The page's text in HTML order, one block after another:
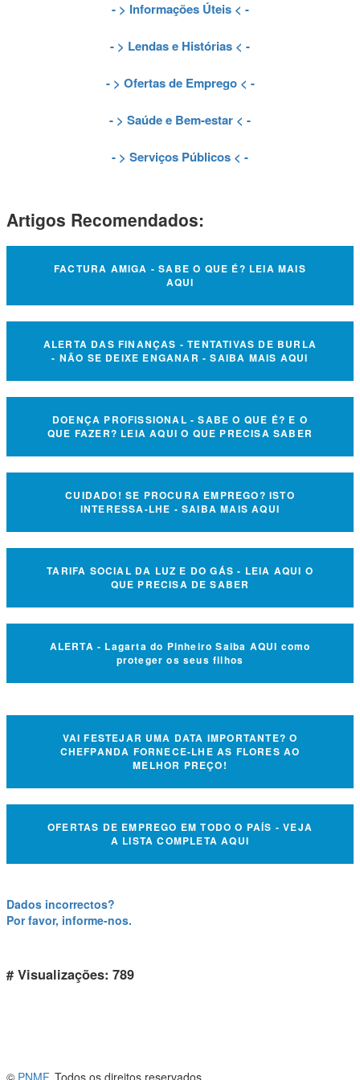
- > Informações Úteis< -
- > Lendas e Histórias < -
- > Ofertas de Emprego< -
- > Saúde e Bem-estar < -
- > Serviços Públicos < -
Artigos Recomendados:
FACTURA AMIGA - SABE O QUE É? LEIA MAIS
AQUI
ALERTA DAS FINANÇAS - TENTATIVAS DE BURLA
- NÃO SE DEIXE ENGANAR - SAIBA MAIS AQUI
DOENÇA PROFISSIONAL - SABE O QUE É? E O
QUE FAZER? LEIA AQUI O QUE PRECISA SABER
CUIDADO! SE PROCURA EMPREGO? ISTO
INTERESSA-LHE - SAIBA MAIS AQUI
TARIFA SOCIAL DA LUZ E DO GÁS - LEIA AQUI O
QUE PRECISA DE SABER
ALERTA - Lagarta do Pinheiro Saiba AQUI como
proteger os seus filhos
VAI FESTEJAR UMA DATA IMPORTANTE? O
CHEFPANDA FORNECE-LHE AS FLORES AO
MELHOR PREÇO!
OFERTAS DE EMPREGO EM TODO O PAÍS - VEJA
A LISTA COMPLETA AQUI
Dados incorrectos?
Por favor, informe-nos.
# Visualizações: 789